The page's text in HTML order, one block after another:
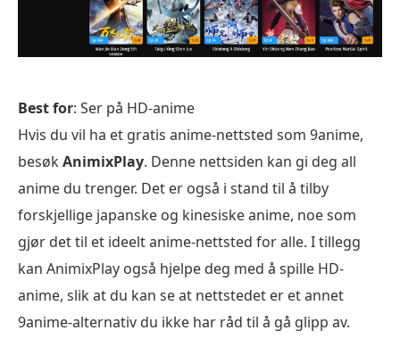
Best for: Ser på HD-anime
Hvis du vil ha et gratis anime-nettsted som 9anime,
besøkAnimixPlay. Denne nettsiden kan gi deg all
anime du trenger. Det er også i stand til å tilby
forskjellige japanske og kinesiske anime, noe som
gjør det til et ideelt anime-nettsted for alle. I tillegg
kan AnimixPlay også hjelpe deg med å spille HD-
anime, slik at du kan se at nettstedet er et annet
9anime-alternativ du ikke har råd til å gå glipp av.